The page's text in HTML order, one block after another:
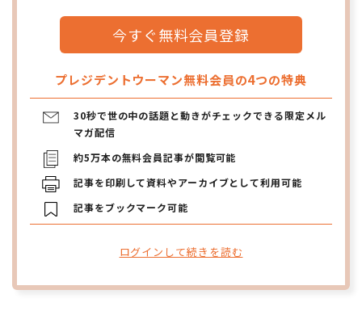
今すぐ無料会員登録
プレジデントウーマン無料会員の4つの特典
30秒で世の中の話題と動きがチェックできる限定メル
マガ配信
約5万本の無料会員記事が閲覧可能
記事を印刷して資料やアーカイブとして利用可能
記事をブックマーク可能
ログインして続きを読む